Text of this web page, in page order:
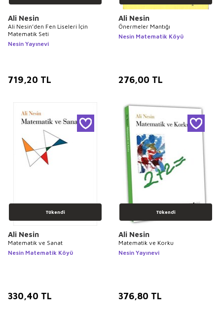
Ali Nesin
Ali Nesin’den Fen Liseleri İçin
Matematik Seti
Nesin Yayınevi
719,20 TL
Ali Nesin
Önermeler Mantığı
Nesin Matematik Köyü
276,00 TL
Tükendi
Ali Nesin
Matematik ve Sanat
Nesin Matematik Köyü
330,40 TL
Tükendi
Ali Nesin
Matematik ve Korku
Nesin Yayınevi
376,80 TL